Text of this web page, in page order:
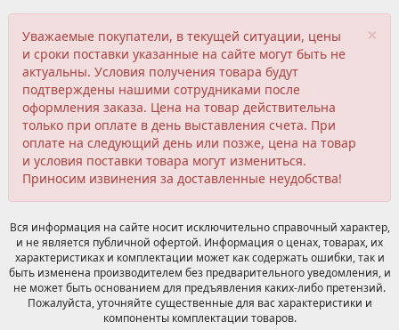
×
Уважаемые покупатели, в текущей ситуации, цены
и сроки поставки указанные на сайте могут быть не
актуальны. Условия получения товара будут
подтверждены нашими сотрудниками после
оформления заказа. Цена на товар действительна
только при оплате в день выставления счета. При
оплате на следующий день или позже, цена на товар
и условия поставки товара могут измениться.
Приносим извинения за доставленные неудобства!
Вся информация на сайте носит исключительно справочный характер,
и не является публичной офертой. Информация о ценах, товарах, их
характеристиках и комплектации может как содержать ошибки, так и
быть изменена производителем без предварительного уведомления, и
не может быть основанием для предъявления каких-либо претензий.
Пожалуйста, уточняйте существенные для вас характеристики и
компоненты комплектации товаров.